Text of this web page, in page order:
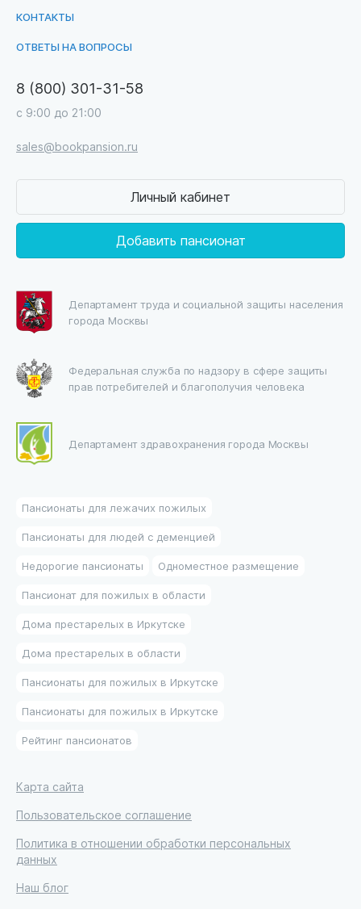
КОНТАКТЫ
ОТВЕТЫ НА ВОПРОСЫ
8 (800) 301-31-58
с 9:00 до 21:00
sales@bookpansion.ru
Личный кабинет
Добавить пансионат
Департамент труда и социальной защиты населения
города Москвы
Федеральная служба по надзору в сфере защиты
прав потребителей и благополучия человека
Департамент здравохранения города Москвы
Пансионаты для лежачих пожилых
Пансионаты для людей с деменцией
Недорогие пансионаты Одноместное размещение
Пансионат для пожилых в области
Дома престарелых в Иркутске
Дома престарелых в области
Пансионаты для пожилых в Иркутске
Пансионаты для пожилых в Иркутске
Рейтинг пансионатов
Карта сайта
Пользовательское соглашение
Политика в отношении обработки персональных
данных
Наш блог